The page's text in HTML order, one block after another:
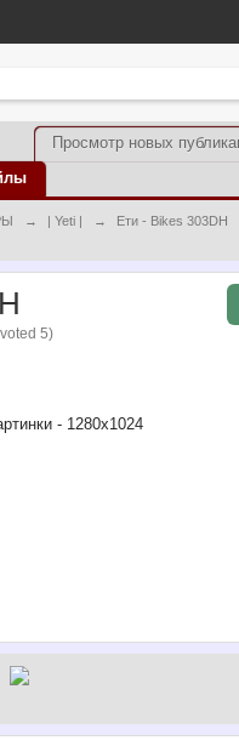
Просмотр новых
→ | Yeti | → Ети - Bikes 303DH
5)
- 1280х1024